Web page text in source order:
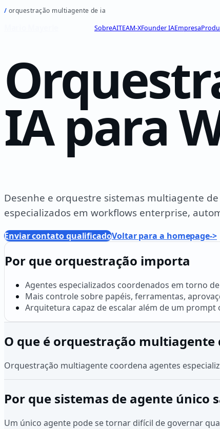
SobreAITEAM-XFounder IAEmpresa
orquestração multiagente de ia
IA para
Desenhe e orquestre sistemas multiagente
especializados em workflows enterprise,
Enviar contato qualificadoVoltar para a homepage->
Por que orquestração importa
Agentes especializados coordenados em torno
Mais controle sobre papéis, ferramentas,
Arquitetura capaz de escalar além de um prompt
O que é orquestração multiagente
Orquestração multiagente coordena agentes
Por que sistemas de agente único
Um único agente pode se tornar difícil de governar